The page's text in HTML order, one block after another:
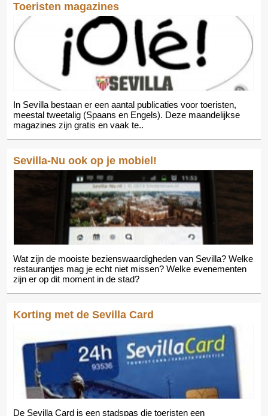
Toeristen magazines
In Sevilla bestaan er een aantal publicaties voor toeristen,
meestal tweetalig (Spaans en Engels). Deze maandelijkse
magazines zijn gratis en vaak te..
Sevilla-Nu ook op je mobiel!
Wat zijn de mooiste bezienswaardigheden van Sevilla? Welke
restaurantjes mag je echt niet missen? Welke evenementen
zijn er op dit moment in de stad?
Korting met de Sevilla Card
De Sevilla Card is een stadspas die toeristen een